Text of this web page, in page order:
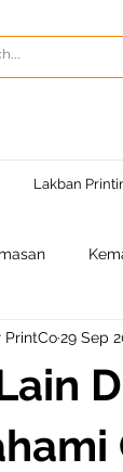
Lakban
PrintCo29 Sep